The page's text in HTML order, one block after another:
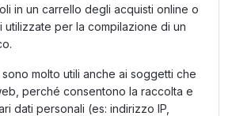
in un carrello degli acquisti online o
utilizzate per la compilazione di un
molto utili anche ai soggetti che
perché consentono la raccolta e
dati personali (es: indirizzo IP,